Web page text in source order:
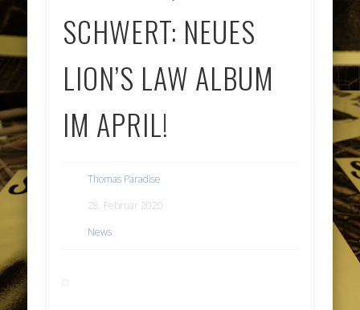
SCHWERT: NEUES
LION’S LAW ALBUM
IM APRIL!
Thomas Paradise
28. Februar 2020
News